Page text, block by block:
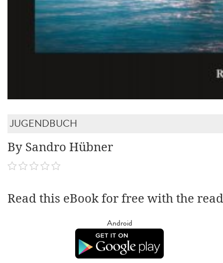
JUGENDBUCH
By Sandro Hübner
Read this eBook for free with the
Android